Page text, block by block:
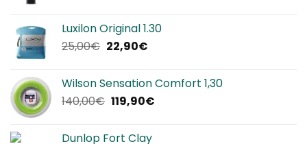
era:
12,00€.
è:
8,50€.
Luxilon Original 1.30
25,00€ Il
era:
25,00€.
22,90€Il
è:
22,90€.
Wilson Sensation Comfort 1,30
140,00€ Il
119,90€Il
Dunlop Fort Clay